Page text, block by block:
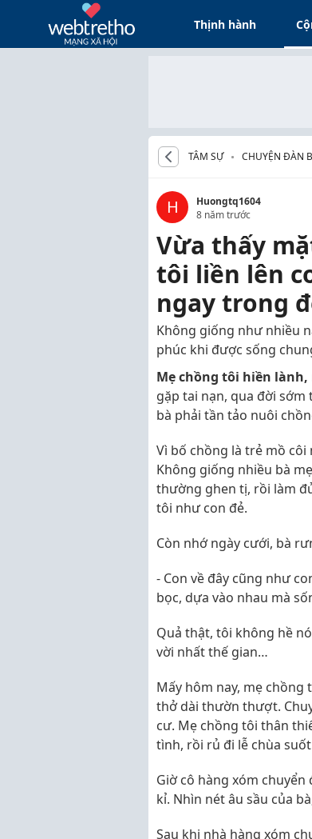
Thịnh hành
TÂM SỰ CHUYỆN ĐÀN
H
Huongtq1604
8 năm trước
Vừa thấy
tôi liền lên
ngay trong
Không giống như nhiều
phúc khi được sống
Mẹ chồng tôi hiền
gặp tai nạn, qua đời sớm
bà phải tần tảo nuôi
Vì bố chồng là trẻ mồ
Không giống nhiều bà
thường ghen tị, rồi làm
tôi như con đẻ.
Còn nhớ ngày cưới, bà
- Con về đây cũng như
bọc, dựa vào nhau mà
Quả thật, tôi không hề
vời nhất thế gian…
Mấy hôm nay, mẹ
thở dài thườn thượt.
cư. Mẹ chồng tôi thân
tình, rồi rủ đi lễ chùa
Giờ cô hàng xóm
kỉ. Nhìn nét âu sầu của
Sau khi nhà hàng xóm